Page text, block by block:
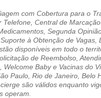
com Cobertura para o
Central de
Segunda
à Obtenção de Vagas,
disponíveis em todo o
de Reembolso,
Baby e Vacinas do
Paulo, Rio de Janeiro, Belo
são válidos enquanto
operam.